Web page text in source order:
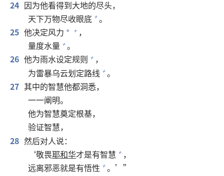
24 因为他看得到大地的尽头，
天下万物尽收眼底 + 。
25 他决定风力 * + ，
量度水量 + 。
26 他为雨水设定规则 + ，
为雷暴乌云划定路线 + 。
27 其中的智慧他都洞悉，
一一阐明。
他为智慧奠定根基，
验证智慧，
28 然后对人说：
‘敬畏耶和华才是有智慧 + ，
远离邪恶就是有悟性 + 。’”